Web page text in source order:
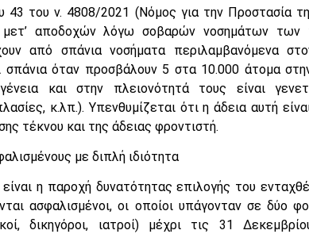
43 του ν. 4808/2021 (Νόμος για την Προστασία
αποδοχών λόγω σοβαρών νοσημάτων των
από σπάνια νοσήματα περιλαμβανόμενα
σπάνια όταν προσβάλουν 5 στα 10.000 άτομα
και στην πλειονότητά τους είναι
κ.λπ.). Υπενθυμίζεται ότι η άδεια αυτή
τέκνου και της άδειας φροντιστή.
με διπλή ιδιότητα
η παροχή δυνατότητας επιλογής του
ασφαλισμένοι, οι οποίοι υπάγονταν σε δύο
δικηγόροι, ιατροί) μέχρι τις 31